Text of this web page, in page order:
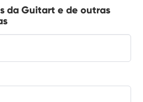
da Guitart e de outras